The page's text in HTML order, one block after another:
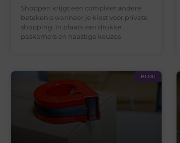
Shoppen krijgt een compleet andere
betekenis wanneer je kiest voor private
shopping. In plaats van drukke
paskamers en haastige keuzes
BLOG